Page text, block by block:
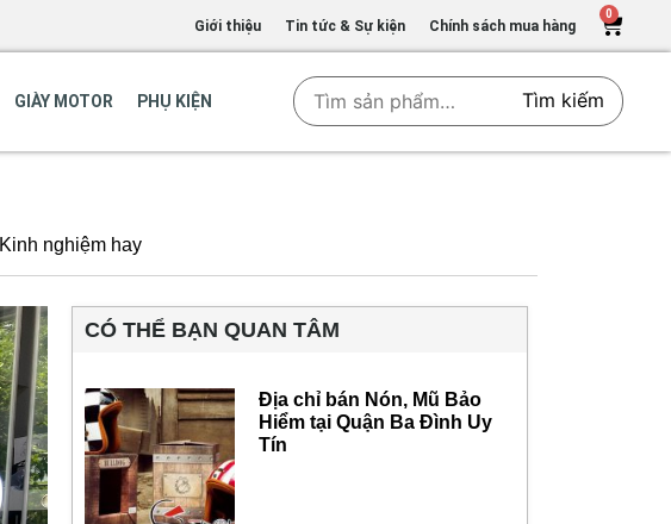
Giới thiệu Tin tức & Sự kiện Chính sách mua hàng
0
GIÀY MOTOR PHỤ KIỆN Tìm kiếm
Kinh nghiệm hay
CÓ THỂ BẠN QUAN TÂM
Địa chỉ bán Nón, Mũ Bảo
Hiểm tại Quận Ba Đình Uy
Tín